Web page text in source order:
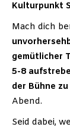
Kulturpunkt
Mach dich
gemütlicher
5-8
der Bühne
Abend.
Seid dabei,